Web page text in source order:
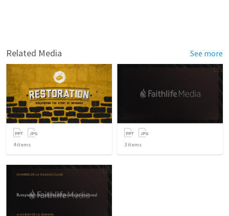
Related Media See more
4items 3 items